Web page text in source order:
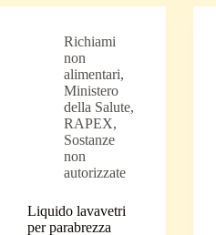
Richiami
non
alimentari,
Ministero
della Salute,
RAPEX,
Sostanze
non
autorizzate
Liquido lavavetri
per parabrezza